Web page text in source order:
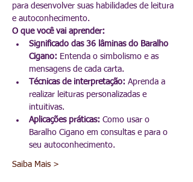
para desenvolver suas habilidades de leitura
e autoconhecimento.
O que você vai aprender:
Significado das 36 lâminas do Baralho
Cigano: Entenda o simbolismo e as
mensagens de cada carta.
Técnicas de interpretação: Aprenda a
realizar leituras personalizadas e
intuitivas.
Aplicações práticas: Como usar o
Baralho Cigano em consultas e para o
seu autoconhecimento.
Saiba Mais >